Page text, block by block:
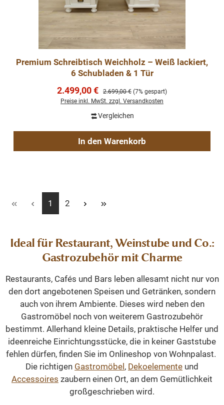
Premium Schreibtisch Weichholz – Weiß lackiert,
6 Schubladen & 1 Tür
Verkaufspreis:
2.499,00 € Regulärer Preis:
2.699,00 € (7% gespart)
Preise inkl. MwSt. zzgl. Versandkosten
Vergleichen
In den Warenkorb
Seite
1 Seite
2
Ideal für Restaurant, Weinstube und Co.:
Gastrozubehör mit Charme
Restaurants, Cafés und Bars leben allesamt nicht nur von
den dort angebotenen Speisen und Getränken, sondern
auch von ihrem Ambiente. Dieses wird neben den
Gastromöbel noch von weiterem Gastrozubehör
bestimmt. Allerhand kleine Details, praktische Helfer und
ideenreiche Einrichtungsstücke, die in keiner Gaststube
fehlen dürfen, finden Sie im Onlineshop von Wohnpalast.
Die richtigen Gastromöbel , Dekoelemente und
Accessoires zaubern einen Ort, an dem Gemütlichkeit
großgeschrieben wird.